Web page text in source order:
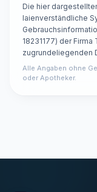
Die hier
laienverständliche
18231177) der
zugrundeliegenden
Alle Angaben ohne
oder Apotheker.